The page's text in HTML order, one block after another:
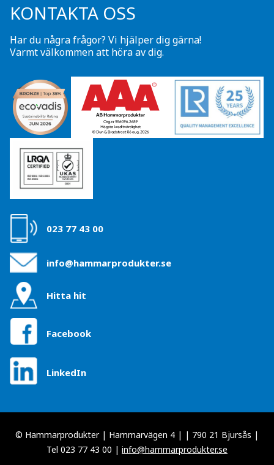
KONTAKTA OSS
Har du några frågor? Vi hjälper dig gärna!
Varmt välkommen att höra av dig.
023 77 43 00
info@hammarprodukter.se
Hitta hit
Facebook
LinkedIn
© Hammarprodukter | Hammarvägen 4 | | 790 21 Bjursås |
Tel 023 77 43 00 | info@hammarprodukter.se